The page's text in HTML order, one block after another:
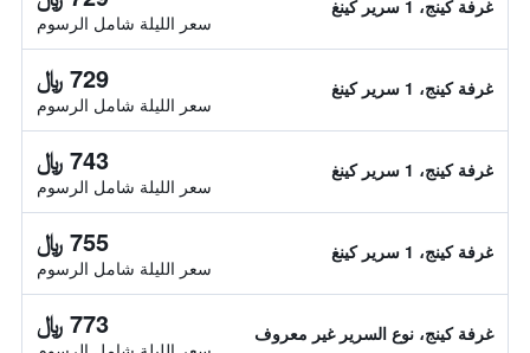
غرفة كينج، 1 سرير كينغ
سعر الليلة شامل الرسوم
غرفة كينج، 1 سرير كينغ 729 ﷼
سعر الليلة شامل الرسوم
غرفة كينج، 1 سرير كينغ 743 ﷼
سعر الليلة شامل الرسوم
غرفة كينج، 1 سرير كينغ 755 ﷼
سعر الليلة شامل الرسوم
غرفة كينج، نوع السرير غير معروف 773 ﷼